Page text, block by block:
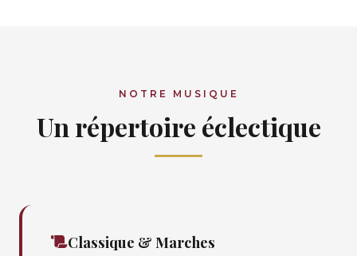
NOTRE MUSIQUE
Un répertoire éclectique
Classique & Marches